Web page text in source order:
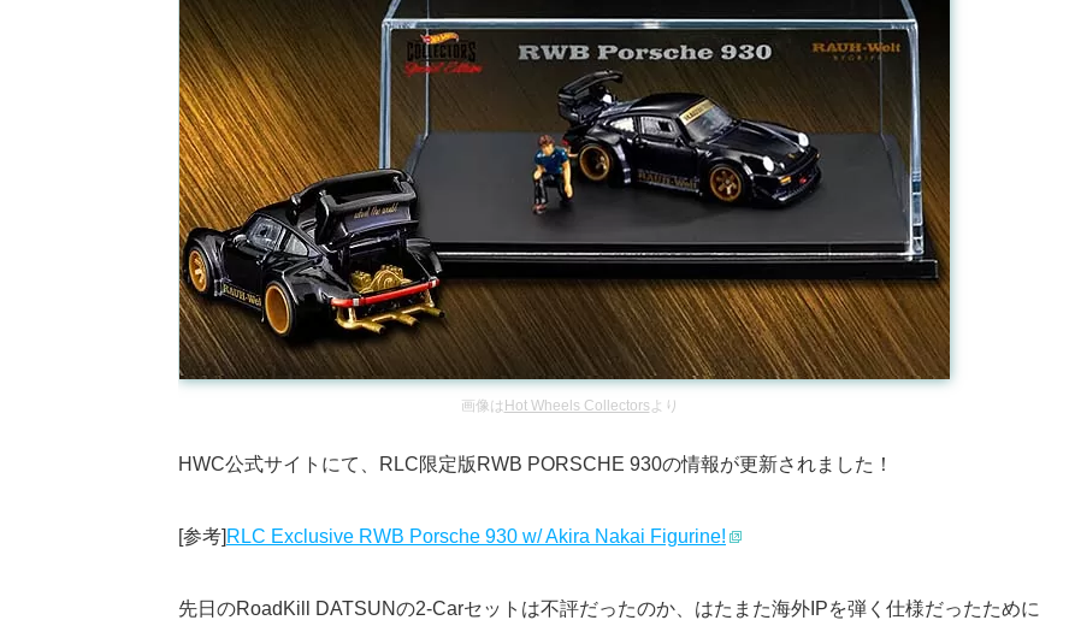
画像は Hot Wheels Collectors より
HWC公式サイトにて、RLC限定版RWB PORSCHE 930の情報が更新されました！
[参考] RLC Exclusive RWB Porsche 930 w/ Akira Nakai Figurine!
先日のRoadKill DATSUNの2-Carセットは不評だったのか、はたまた海外IPを弾く仕様だったために